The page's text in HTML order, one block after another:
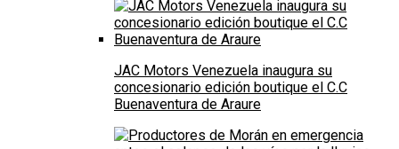
JAC Motors Venezuela inaugura su
concesionario edición boutique el C.C
Buenaventura de Araure